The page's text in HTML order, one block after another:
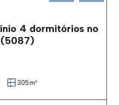
4 dormitórios no
(5087)
305m²